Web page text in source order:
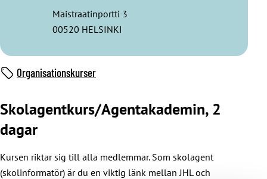
Skolagentkurs/Agentakademin, 2
dagar
Kursen riktar sig till alla medlemmar. Som skolagent
(skolinformatör) är du en viktig länk mellan JHL och
Maistraatinportti 3
00520 HELSINKI
Organisationskurser